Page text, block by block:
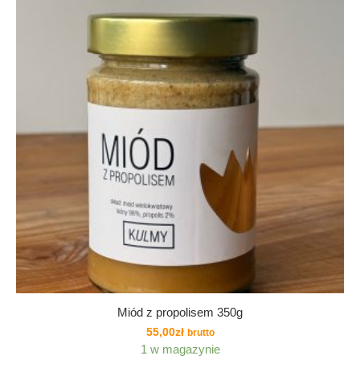
Miód z propolisem 350g
55,00zł brutto
1 w magazynie